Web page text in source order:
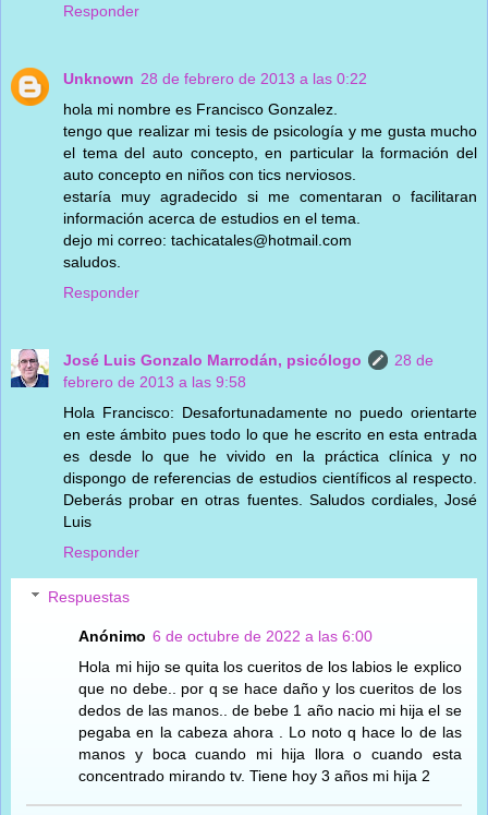
Responder
Unknown 28 de febrero de 2013 a las 0:22
hola mi nombre es Francisco Gonzalez.
tengo que realizar mi tesis de psicología y me gusta mucho
el tema del auto concepto, en particular la formación del
auto concepto en niños con tics nerviosos.
estaría muy agradecido si me comentaran o facilitaran
información acerca de estudios en el tema.
dejo mi correo: tachicatales@hotmail.com
saludos.
Responder
José Luis Gonzalo Marrodán, psicólogo
28 de
febrero de 2013 a las 9:58
Hola Francisco: Desafortunadamente no puedo orientarte
en este ámbito pues todo lo que he escrito en esta entrada
es desde lo que he vivido en la práctica clínica y no
dispongo de referencias de estudios científicos al respecto.
Deberás probar en otras fuentes. Saludos cordiales, José
Luis
Responder
Respuestas
Anónimo 6 de octubre de 2022 a las 6:00
Hola mi hijo se quita los cueritos de los labios le explico
que no debe.. por q se hace daño y los cueritos de los
dedos de las manos.. de bebe 1 año nacio mi hija el se
pegaba en la cabeza ahora . Lo noto q hace lo de las
manos y boca cuando mi hija llora o cuando esta
concentrado mirando tv. Tiene hoy 3 años mi hija 2